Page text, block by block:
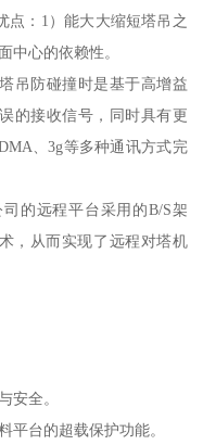
点：1）能大大缩短塔吊之
中心的依赖性。
吊防碰撞时是基于高增益
的接收信号，同时具有更
、3g等多种通讯方式完
的远程平台采用的B/S架
，从而实现了远程对塔机
安全。
平台的超载保护功能。